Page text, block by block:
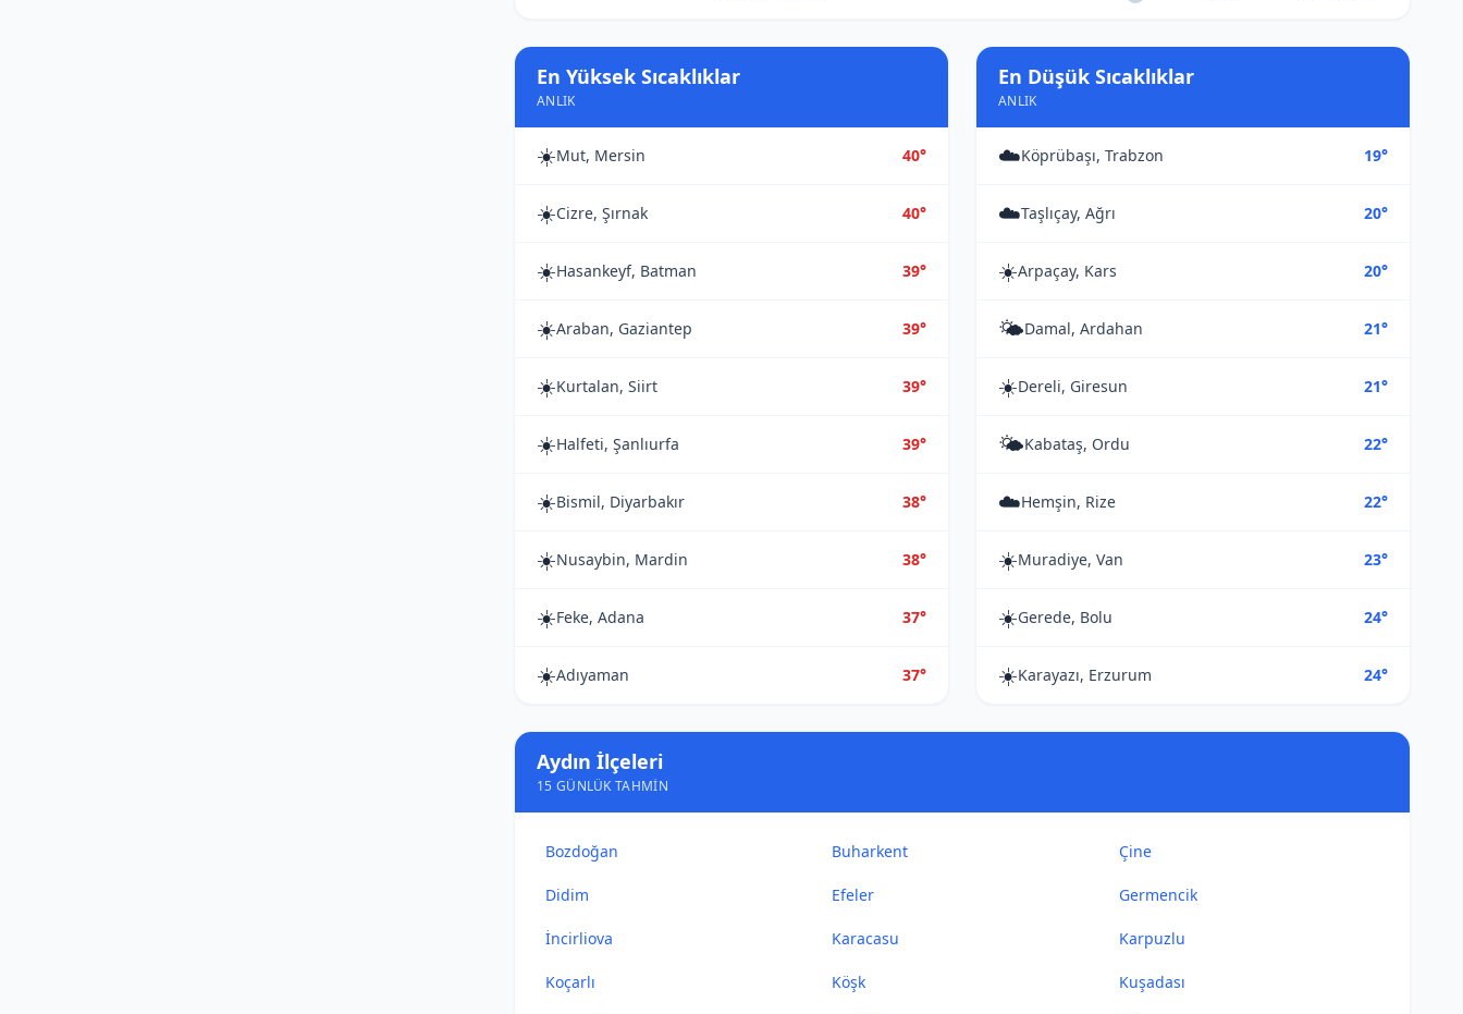
En Yüksek Sıcaklıklar
ANLIK
☀️Mut, Mersin 40°
☀️Cizre, Şırnak 40°
☀️Hasankeyf, Batman 39°
☀️Araban, Gaziantep 39°
☀️Kurtalan, Siirt 39°
☀️Halfeti, Şanlıurfa 39°
☀️Bismil, Diyarbakır 38°
☀️Nusaybin, Mardin 38°
☀️Feke, Adana 37°
☀️Adıyaman 37°
En Düşük Sıcaklıklar
ANLIK
☁️Köprübaşı, Trabzon 19°
☁️Taşlıçay, Ağrı 20°
☀️Arpaçay, Kars 20°
🌤️Damal, Ardahan 21°
☀️Dereli, Giresun 21°
🌤️Kabataş, Ordu 22°
☁️Hemşin, Rize 22°
☀️Muradiye, Van 23°
☀️Gerede, Bolu 24°
☀️Karayazı, Erzurum 24°
Aydın İlçeleri
15 GÜNLÜK TAHMIN
Bozdoğan Buharkent Çine
Didim Efeler Germencik
İncirliova Karacasu Karpuzlu
Koçarlı Köşk Kuşadası